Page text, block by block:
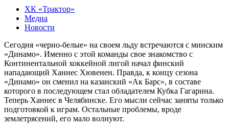
ХК «Трактор»
Медиа
Новости
Сегодня «черно-белые» на своем льду встречаются с минским
«Динамо». Именно с этой команды свое знакомство с
Континентальной хоккейной лигой начал финский
нападающий Ханнес Хювенен. Правда, к концу сезона
«Динамо» он сменил на казанский «Ак Барс», в составе
которого в последующем стал обладателем Кубка Гагарина.
Теперь Ханнес в Челябинске. Его мысли сейчас заняты только
подготовкой к играм. Остальные проблемы, вроде
землетрясений, его мало волнуют.